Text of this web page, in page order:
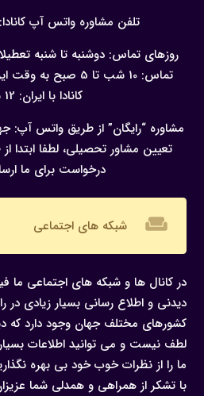
تلفن مشاوره واتس آپ کانادا:
روزهای تماس: دوشنبه تا شنبه
تماس: 10 شب تا 5 صبح به وقت ایران
کانادا با ایران: 12 ساعت
مشاوره “رایگان” از طریق واتس آپ:
تعیین مشاور تحصیلی، لطفا
درخواست برای ما
weekend شبکه های اجتماعی
در کانال ها و شبکه های اجتماعی ما
دیدنی و اطلاع رسانی بسیار زیادی در
کشورهای مختلف جهان وجود دارد که
لطف نیست و می توانید اطلاعات بسیار
ما را از نظرات خوب خود بی بهره
با تشکر از همراهی و همدلی شما